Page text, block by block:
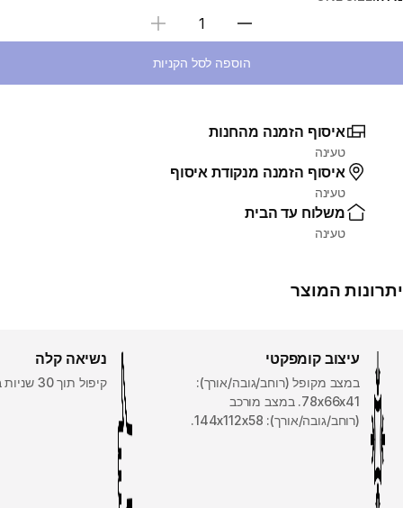
בחירת כמות
הוספה לסל הקניות
איסוף הזמנה מהחנות
טעינה
איסוף הזמנה מנקודת איסוף
טעינה
משלוח עד הבית
טעינה
יתרונות המוצר
עיצוב קומפקטי
במצב מקופל (רוחב/גובה/אורך):
78x66x41. במצב מורכב
(רוחב/גובה/אורך): 144x112x58.
נשיאה קלה
קיפול תוך 30 שניות בלבד.